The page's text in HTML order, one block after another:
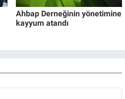
Ahbap Derneğinin yönetimine
kayyum atandı